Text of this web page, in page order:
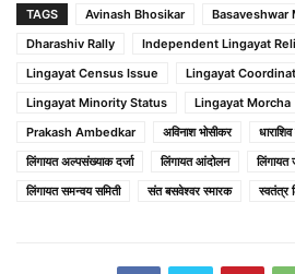
TAGS Avinash Bhosikar
Basaveshwar
Dharashiv Rally
Independent Lingayat
Lingayat Census Issue
Lingayat
Lingayat Minority Status
Lingayat Morcha
Prakash Ambedkar
अविनाश भोसीकर धाराशिव
लिंगायत अल्पसंख्याक दर्जा
लिंगायत आंदोलन लिंगायत
लिंगायत समन्वय समिती
संत बसवेश्वर स्मारक स्वतंत्र